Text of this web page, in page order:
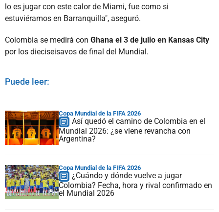
lo es jugar con este calor de Miami, fue como si
estuviéramos en Barranquilla", aseguró.
Colombia se medirá con Ghana el 3 de julio en Kansas City
por los dieciseisavos de final del Mundial.
Puede leer:
Copa Mundial de la FIFA 2026
Así quedó el camino de Colombia en el
Mundial 2026: ¿se viene revancha con
Argentina?
Copa Mundial de la FIFA 2026
¿Cuándo y dónde vuelve a jugar
Colombia? Fecha, hora y rival confirmado en
el Mundial 2026